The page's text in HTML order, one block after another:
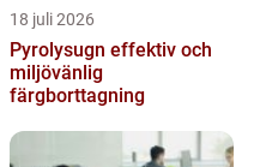
18 juli 2026
Pyrolysugn effektiv och
miljövänlig
färgborttagning